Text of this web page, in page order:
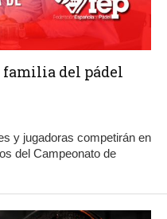
familia del pádel
y jugadoras competirán en
del Campeonato de